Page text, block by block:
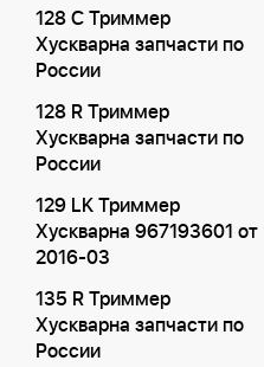
128 C Триммер
Хускварна запчасти по
России
128 R Триммер
Хускварна запчасти по
России
129 LK Триммер
Хускварна 967193601 от
2016-03
135 R Триммер
Хускварна запчасти по
России